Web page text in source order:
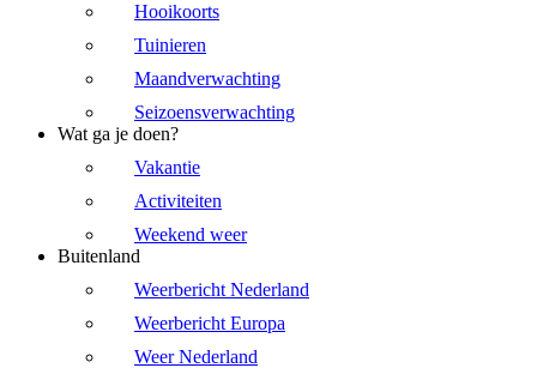
Hooikoorts
Tuinieren
Maandverwachting
Seizoensverwachting
Wat ga je doen?
Vakantie
Activiteiten
Weekend weer
Buitenland
Weerbericht Nederland
Weerbericht Europa
Weer Nederland